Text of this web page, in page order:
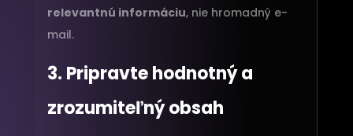
relevantnú informáciu, nie hromadný e-
mail.
3. Pripravte hodnotný a
zrozumiteľný obsah